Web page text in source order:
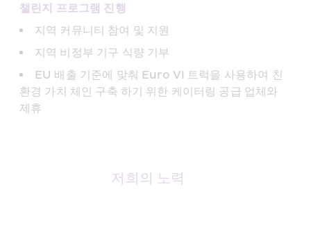
챌린지 프로그램 진행
지역 커뮤니티 참여 및 지원
지역 비정부 기구 식량 기부
EU 배출 기준에 맞춰 Euro VI 트럭을 사용하여 친
환경 가치 체인 구축 하기 위한 케이터링 공급 업체와
제휴
저희의 노력